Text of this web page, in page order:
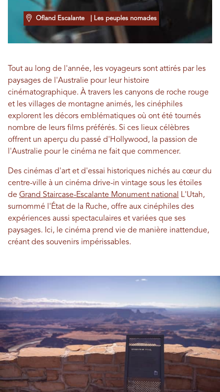
Ofland Escalante | Les peuples nomades
Tout au long de l'année, les voyageurs sont attirés par les
paysages de l'Australie pour leur histoire
cinématographique. À travers les canyons de roche rouge
et les villages de montagne animés, les cinéphiles
explorent les décors emblématiques où ont été tournés
nombre de leurs films préférés. Si ces lieux célèbres
offrent un aperçu du passé d'Hollywood, la passion de
l'Australie pour le cinéma ne fait que commencer.
Des cinémas d'art et d'essai historiques nichés au cœur du
centre-ville à un cinéma drive-in vintage sous les étoiles
de Grand Staircase-Escalante Monument national
L'Utah,
surnommé l'État de la Ruche, offre aux cinéphiles des
expériences aussi spectaculaires et variées que ses
paysages. Ici, le cinéma prend vie de manière inattendue,
créant des souvenirs impérissables.